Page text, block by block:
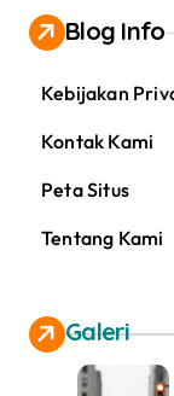
Blog Info
Kebijakan
Kontak Kami
Peta Situs
Tentang Kami
Galeri